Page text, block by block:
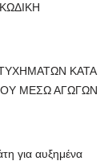
ΚΑΤΑ
ΜΕΣΩ ΑΓΩΓΩΝ
για αυξημένα